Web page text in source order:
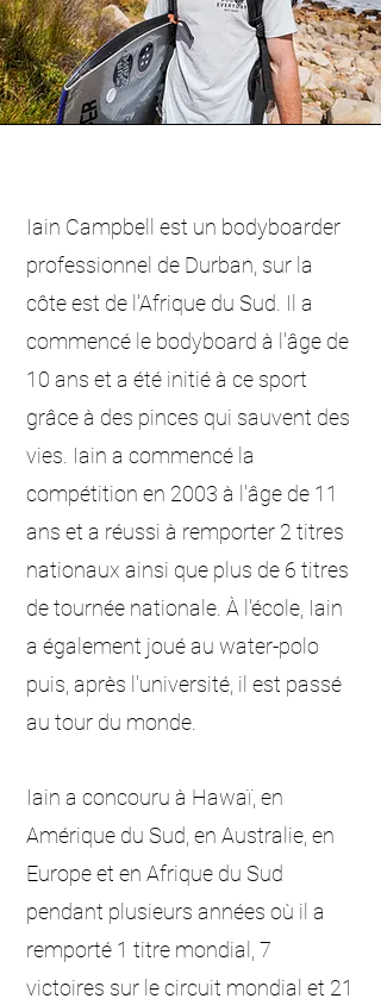
Iain Campbell est un bodyboarder
professionnel de Durban, sur la
côte est de l'Afrique du Sud. Il a
commencé le bodyboard à l'âge de
10 ans et a été initié à ce sport
grâce à des pinces qui sauvent des
vies. Iain a commencé la
compétition en 2003 à l'âge de 11
ans et a réussi à remporter 2 titres
nationaux ainsi que plus de 6 titres
de tournée nationale. À l'école, Iain
a également joué au water-polo
puis, après l'université, il est passé
au tour du monde.
Iain a concouru à Hawaï, en
Amérique du Sud, en Australie, en
Europe et en Afrique du Sud
pendant plusieurs années où il a
remporté 1 titre mondial, 7
victoires sur le circuit mondial et 21